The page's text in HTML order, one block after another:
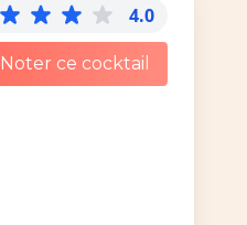
4.0
Noter ce cocktail